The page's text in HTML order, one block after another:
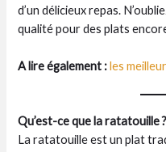
d’un délicieux repas.
qualité pour des plats
A lire également : les
Qu’est-ce que la ratatouille ?
La ratatouille est un plat